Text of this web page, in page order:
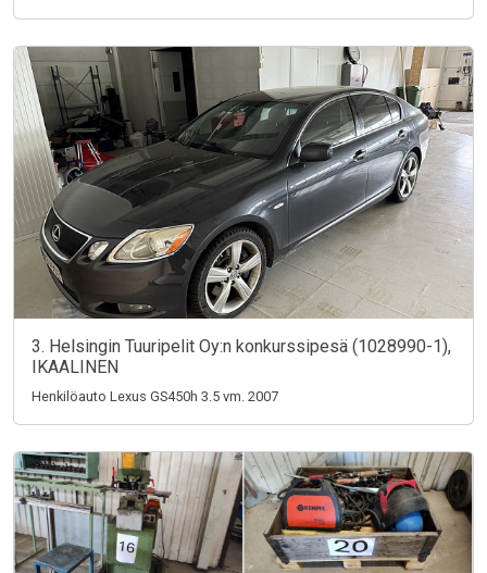
3. Helsingin Tuuripelit Oy:n konkurssipesä (1028990-1),
IKAALINEN
Henkilöauto Lexus GS450h 3.5 vm. 2007